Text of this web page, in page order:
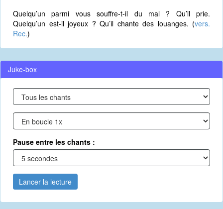
Quelqu’un parmi vous souffre-t-il du mal ? Qu’il prie.
Quelqu’un est-il joyeux ? Qu’il chante des louanges. (vers.
Rec.)
Juke-box
Pause entre les chants :
Lancer la lecture